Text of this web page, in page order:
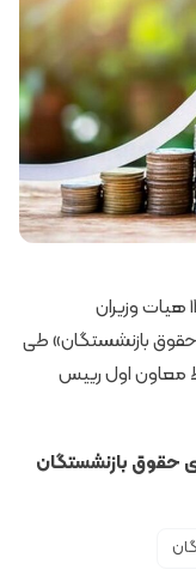
تصویبنامه مصوب جلسه مورخ ۱۴۰۳/۰۴/۰۶ هیات وزیران
بازنشستگان» طی
در تاریخ ۱۴۰۳/۰۵/۰۱ توسط معاون اول رییس
حقوق بازنشستگان